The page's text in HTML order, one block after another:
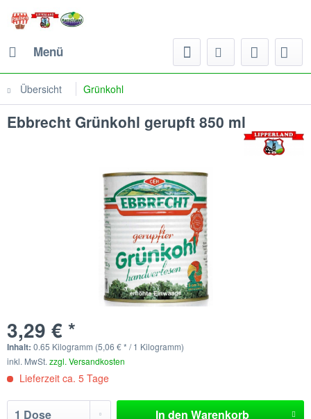
Menü
Übersicht Grünkohl
Ebbrecht Grünkohl gerupft 850 ml
3,29 € *
Inhalt: 0.65 Kilogramm (5,06 € * / 1 Kilogramm)
inkl. MwSt. zzgl. Versandkosten
Lieferzeit ca. 5 Tage
In den Warenkorb